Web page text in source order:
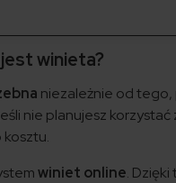
winieta?
niezależnie od tego,
nie planujesz
winiet online.